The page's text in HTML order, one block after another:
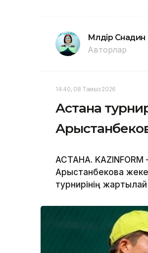
Мөлдір Снадин
Авторлар
14:40, 08 Тамыз 2026
Астана
АСТАНА.
Арыстанбекова
турнирінің